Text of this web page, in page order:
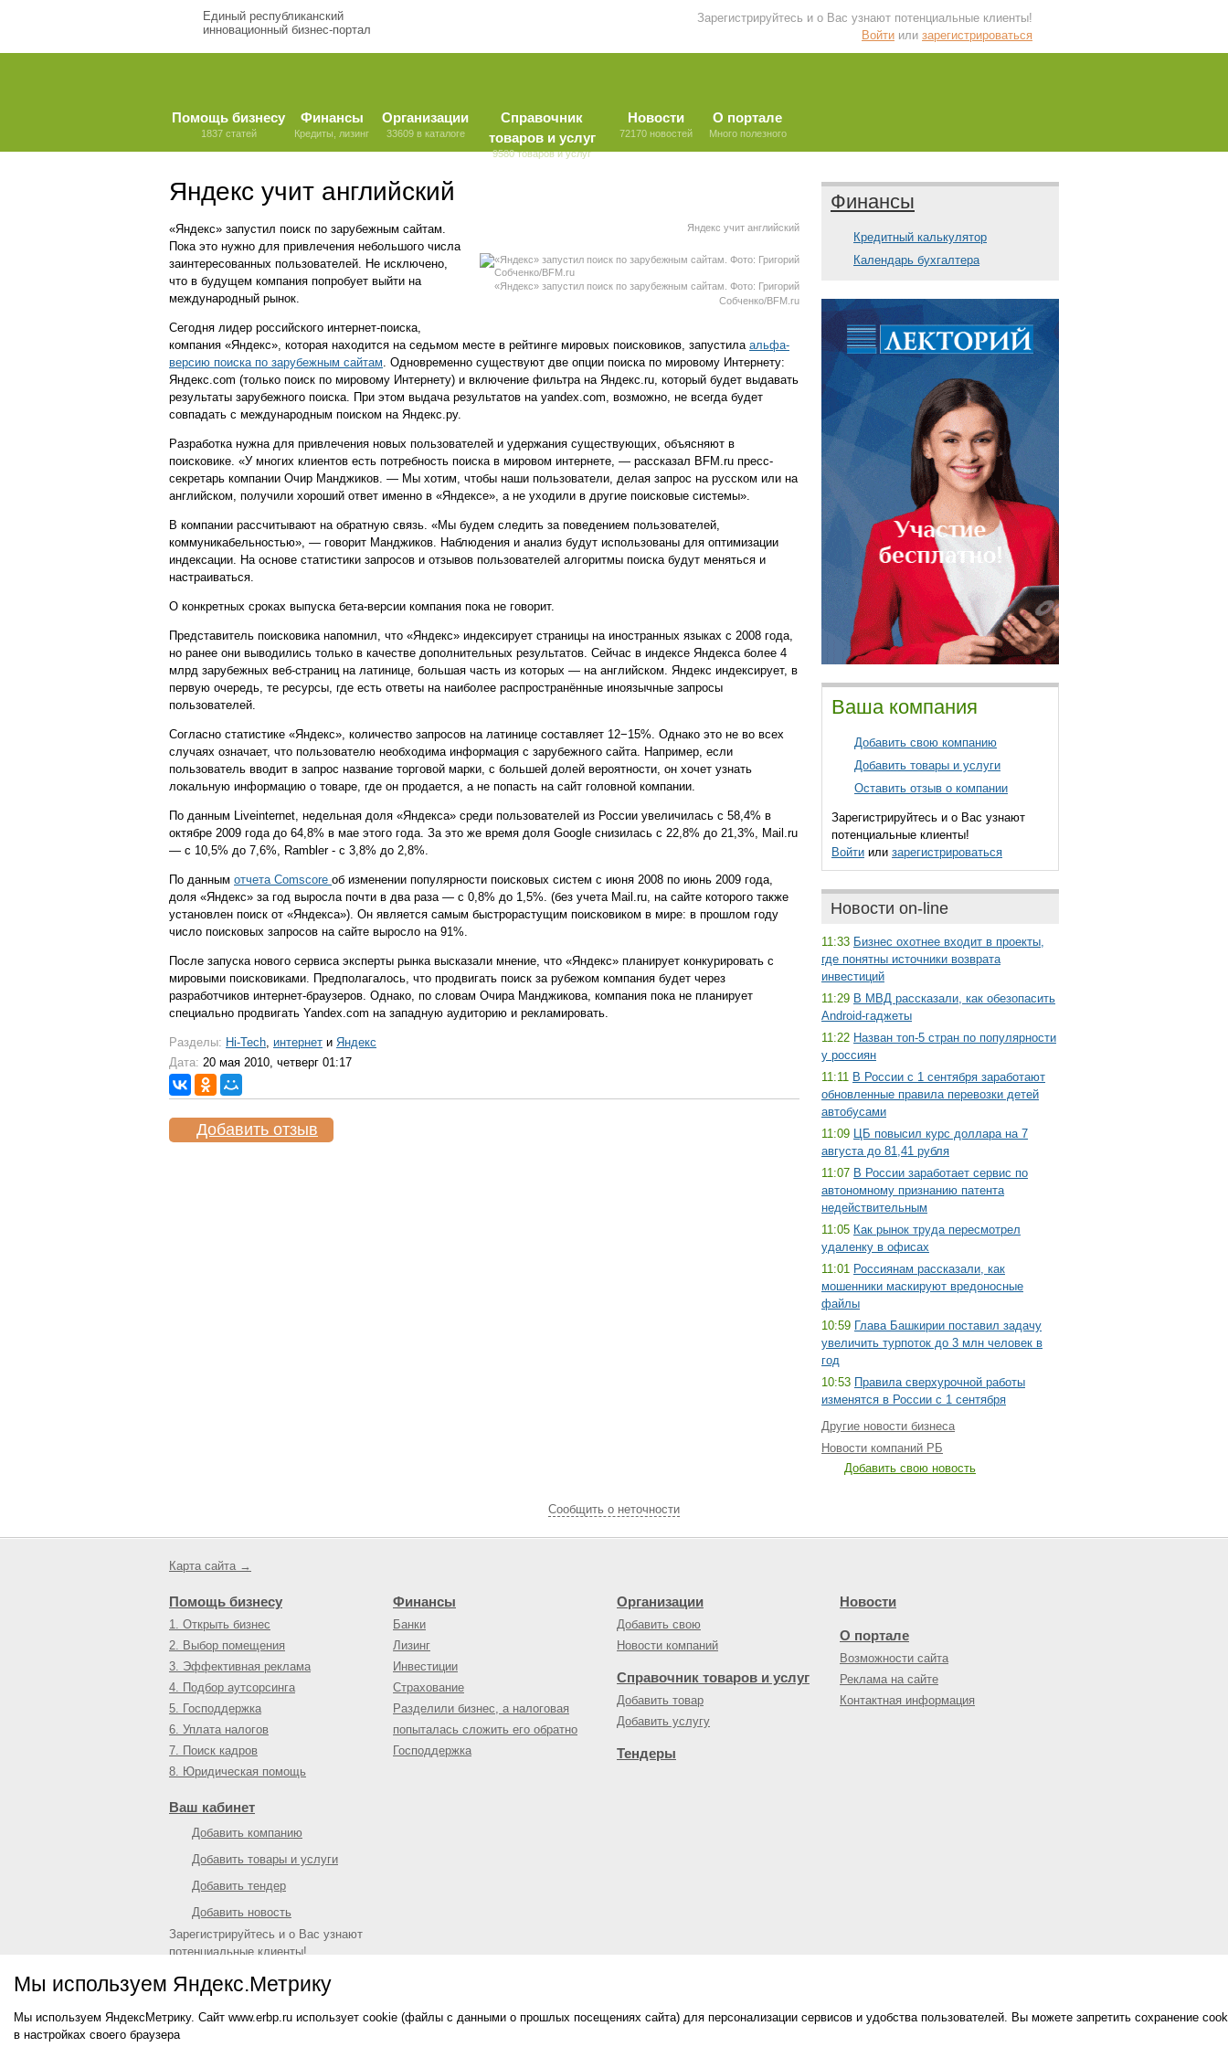
Единый республиканский
инновационный бизнес-портал
Зарегистрируйтесь и о Вас узнают потенциальные клиенты!
Войти или зарегистрироваться
Помощь бизнесу
1837 статей
Финансы
Кредиты, лизинг
Организации
33609 в каталоге
Справочник
товаров и услуг
9580 товаров и услуг
Новости
72170 новостей
О портале
Много полезного
Яндекс учит английский
Яндекс учит английский
«Яндекс» запустил поиск по зарубежным сайтам. Фото: Григорий
Собченко/BFM.ru
«Яндекс» запустил поиск по зарубежным сайтам.
Пока это нужно для привлечения небольшого числа
заинтересованных пользователей. Не исключено,
что в будущем компания попробует выйти на
международный рынок.
Сегодня лидер российского интернет-поиска,
компания «Яндекс», которая находится на седьмом месте в рейтинге мировых поисковиков, запустила альфа-
версию поиска по зарубежным сайтам. Одновременно существуют две опции поиска по мировому Интернету:
Яндекс.сom (только поиск по мировому Интернету) и включение фильтра на Яндекс.ru, который будет выдавать
результаты зарубежного поиска. При этом выдача результатов на yandex.com, возможно, не всегда будет
совпадать с международным поиском на Яндекс.ру.
Разработка нужна для привлечения новых пользователей и удержания существующих, объясняют в
поисковике. «У многих клиентов есть потребность поиска в мировом интернете, — рассказал BFM.ru пресс-
секретарь компании Очир Манджиков. — Мы хотим, чтобы наши пользователи, делая запрос на русском или на
английском, получили хороший ответ именно в «Яндексе», а не уходили в другие поисковые системы».
В компании рассчитывают на обратную связь. «Мы будем следить за поведением пользователей,
коммуникабельностью», — говорит Манджиков. Наблюдения и анализ будут использованы для оптимизации
индексации. На основе статистики запросов и отзывов пользователей алгоритмы поиска будут меняться и
настраиваться.
О конкретных сроках выпуска бета-версии компания пока не говорит.
Представитель поисковика напомнил, что «Яндекс» индексирует страницы на иностранных языках с 2008 года,
но ранее они выводились только в качестве дополнительных результатов. Сейчас в индексе Яндекса более 4
млрд зарубежных веб-страниц на латинице, большая часть из которых — на английском. Яндекс индексирует, в
первую очередь, те ресурсы, где есть ответы на наиболее распространённые иноязычные запросы
пользователей.
Согласно статистике «Яндекс», количество запросов на латинице составляет 12−15%. Однако это не во всех
случаях означает, что пользователю необходима информация с зарубежного сайта. Например, если
пользователь вводит в запрос название торговой марки, с большей долей вероятности, он хочет узнать
локальную информацию о товаре, где он продается, а не попасть на сайт головной компании.
По данным Liveinternet, недельная доля «Яндекса» среди пользователей из России увеличилась с 58,4% в
октябре 2009 года до 64,8% в мае этого года. За это же время доля Google снизилась с 22,8% до 21,3%, Mail.ru
— с 10,5% до 7,6%, Rambler - с 3,8% до 2,8%.
По данным отчета Comscore об изменении популярности поисковых систем с июня 2008 по июнь 2009 года,
доля «Яндекс» за год выросла почти в два раза — с 0,8% до 1,5%. (без учета Mail.ru, на сайте которого также
установлен поиск от «Яндекса»). Он является самым быстрорастущим поисковиком в мире: в прошлом году
число поисковых запросов на сайте выросло на 91%.
После запуска нового сервиса эксперты рынка высказали мнение, что «Яндекс» планирует конкурировать с
мировыми поисковиками. Предполагалось, что продвигать поиск за рубежом компания будет через
разработчиков интернет-браузеров. Однако, по словам Очира Манджикова, компания пока не планирует
специально продвигать Yandex.com на западную аудиторию и рекламировать.
Разделы: Hi-Tech, интернет и Яндекс
Дата: 20 мая 2010, четверг 01:17
Добавить отзыв
Финансы
Кредитный калькулятор
Календарь бухгалтера
Ваша компания
Добавить свою компанию
Добавить товары и услуги
Оставить отзыв о компании
Зарегистрируйтесь и о Вас узнают
потенциальные клиенты!
Войти или зарегистрироваться
Мы используем Яндекс.Метрику
Мы используем ЯндексМетрику. Сайт www.erbp.ru использует cookie (файлы с данными о прошлых посещениях сайта) для персонализации сервисов и удобства пользователей. Вы можете запретить сохранение
в настройках своего браузера
Новости on-line
11:33 Бизнес охотнее входит в проекты,
где понятны источники возврата
инвестиций
11:29 В МВД рассказали, как обезопасить
Android-гаджеты
11:22 Назван топ-5 стран по популярности
у россиян
11:11 В России с 1 сентября заработают
обновленные правила перевозки детей
автобусами
11:09 ЦБ повысил курс доллара на 7
августа до 81,41 рубля
11:07 В России заработает сервис по
автономному признанию патента
недействительным
11:05 Как рынок труда пересмотрел
удаленку в офисах
11:01 Россиянам рассказали, как
мошенники маскируют вредоносные
файлы
10:59 Глава Башкирии поставил задачу
увеличить турпоток до 3 млн человек в
год
10:53 Правила сверхурочной работы
изменятся в России с 1 сентября
Другие новости бизнеса
Новости компаний РБ
Добавить свою новость
Cообщить о неточности
Карта сайта →
Помощь бизнесу
1. Открыть бизнес
2. Выбор помещения
3. Эффективная реклама
4. Подбор аутсорсинга
5. Господдержка
6. Уплата налогов
7. Поиск кадров
8. Юридическая помощь
Финансы
Банки
Лизинг
Инвестиции
Страхование
Разделили бизнес, а налоговая
попыталась сложить его обратно
Господдержка
Организации
Добавить свою
Новости компаний
Справочник товаров и услуг
Добавить товар
Добавить услугу
Тендеры
Новости
О портале
Возможности сайта
Реклама на сайте
Контактная информация
Ваш кабинет
Добавить компанию
Добавить товары и услуги
Добавить тендер
Добавить новость
Зарегистрируйтесь и о Вас узнают
потенциальные клиенты!
© 2009—2026Единый республиканский бизнес-портал
О портале